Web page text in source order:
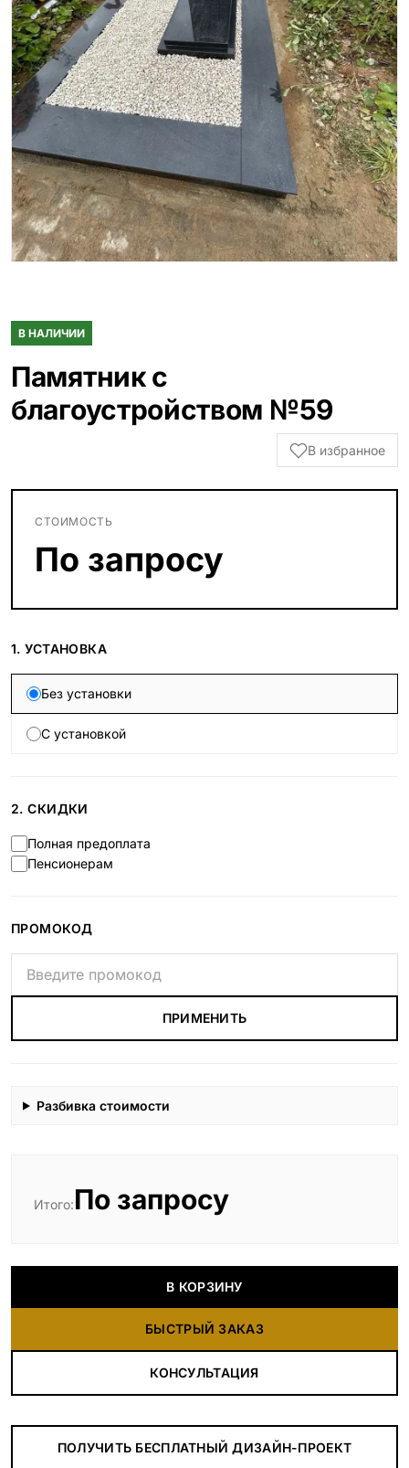
Гранитные ограды
15 моделей
Металлические ограды
50 моделей
Гранитные цветники
Столы и лавки
23 модели
Вазы и лампады
24 модели
ВЕСЬ КАТАЛОГ
В НАЛИЧИИ
Памятник с
благоустройством №59
В избранное
СТОИМОСТЬ
По запросу
1. УСТАНОВКА
Без установки
С установкой
2. СКИДКИ
Полная предоплата
Пенсионерам
ПРОМОКОД
ПРИМЕНИТЬ
Разбивка стоимости
Итого:По запросу
В КОРЗИНУ
БЫСТРЫЙ ЗАКАЗ
КОНСУЛЬТАЦИЯ
ПОЛУЧИТЬ БЕСПЛАТНЫЙ ДИЗАЙН-ПРОЕКТ